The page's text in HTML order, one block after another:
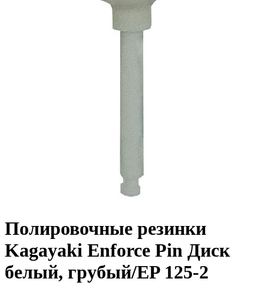
Полировочные резинки
Kagayaki Enforce Pin Диск
белый, грубый/EP 125-2